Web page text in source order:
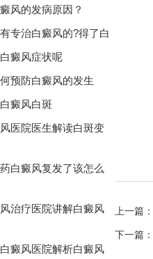
风的发病原因？
专治白癜风的?得了白
癜风症状呢
预防白癜风的发生
癜风白斑
医院医生解读白斑变
白癜风复发了该怎么
治疗医院讲解白癜风
癜风医院解析白癜风
上一篇：
下一篇：